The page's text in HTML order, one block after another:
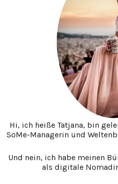
Hi, ich heiße Tatjana, bin
SoMe-Managerin und
Und nein, ich habe meinen
als digitale